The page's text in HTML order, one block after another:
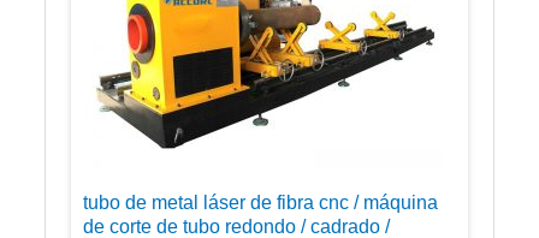
tubo de metal láser de fibra cnc / máquina
de corte de tubo redondo / cadrado /